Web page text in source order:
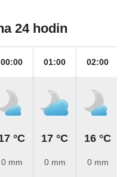
24 hodin
00:00
°C
0 mm
01:00
17 °C
0 mm
02:00
16 °C
0 mm